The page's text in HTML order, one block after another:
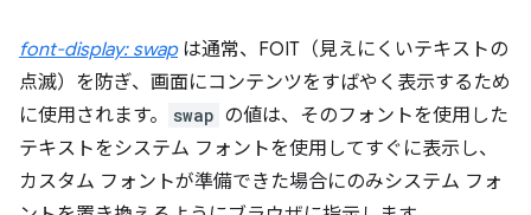
font-display: swapは通常、FOIT（見えにくいテキストの
点滅）を防ぎ、画面にコンテンツをすばやく表示するため
に使用されます。
swap の値は、そのフォントを使用した
テキストをシステム フォントを使用してすぐに表示し、
カスタム フォントが準備できた場合にのみシステム フォ